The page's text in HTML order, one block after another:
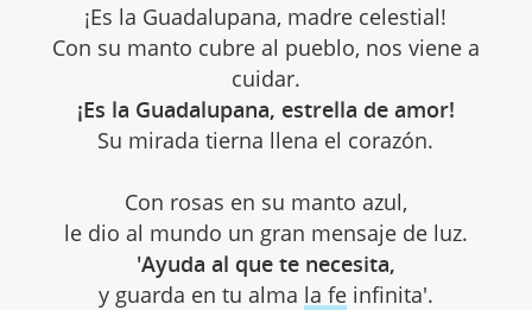
¡Es la Guadalupana, madre celestial!
Con su manto cubre al pueblo, nos viene a
cuidar.
¡Es la Guadalupana, estrella de amor!
Su mirada tierna llena el corazón.
Con rosas en su manto azul,
le dio al mundo un gran mensaje de luz.
'Ayuda al que te necesita,
y guarda en tu alma la feinfinita'.